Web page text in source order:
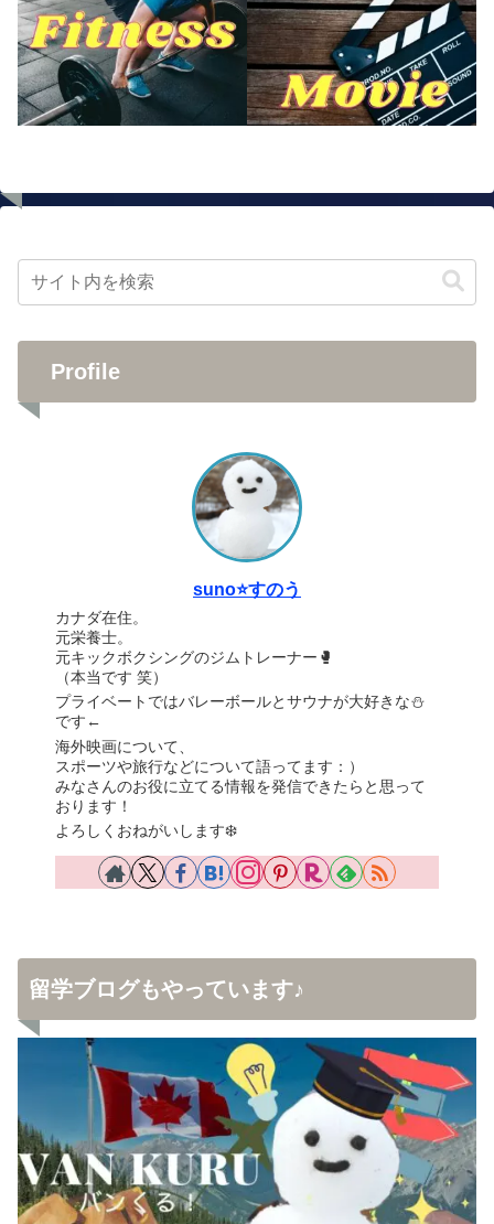
Profile
suno⭐️すのう
カナダ在住。
元栄養士。
元キックボクシングのジムトレーナー🥊
（本当です 笑）
プライベートではバレーボールとサウナが大好きな⛄️
です←
海外映画について、
スポーツや旅行などについて語ってます：）
みなさんのお役に立てる情報を発信できたらと思って
おります！
よろしくおねがいします❄️
留学ブログもやっています♪